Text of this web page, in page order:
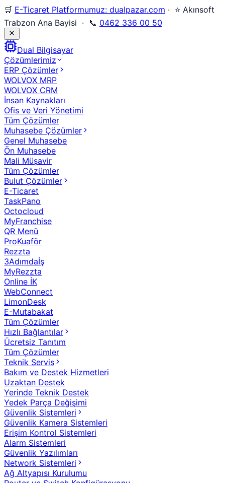
🛒 E-Ticaret Platformumuz: dualpazar.com · ⭐ Akınsoft
Trabzon Ana Bayisi · 📞 0462 336 00 50
Dual Bilgisayar
Çözümlerimiz
ERP Çözümler
WOLVOX MRP
WOLVOX CRM
İnsan Kaynakları
Ofis ve Veri Yönetimi
Tüm Çözümler
Muhasebe Çözümler
Genel Muhasebe
Ön Muhasebe
Mali Müşavir
Tüm Çözümler
Bulut Çözümler
E-Ticaret
TaskPano
Octocloud
MyFranchise
QR Menü
ProKuaför
Rezzta
3Adımdaİş
MyRezzta
Online İK
WebConnect
LimonDesk
E-Mutabakat
Tüm Çözümler
Hızlı Bağlantılar
Ücretsiz Tanıtım
Tüm Çözümler
Teknik Servis
Bakım ve Destek Hizmetleri
Uzaktan Destek
Yerinde Teknik Destek
Yedek Parça Değişimi
Güvenlik Sistemleri
Güvenlik Kamera Sistemleri
Erişim Kontrol Sistemleri
Alarm Sistemleri
Güvenlik Yazılımları
Network Sistemleri
Ağ Altyapısı Kurulumu